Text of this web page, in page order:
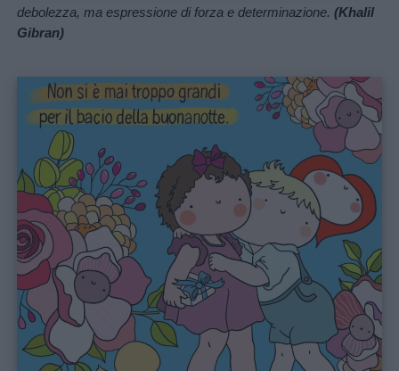
debolezza, ma espressione di forza e determinazione.(Khalil
Gibran)